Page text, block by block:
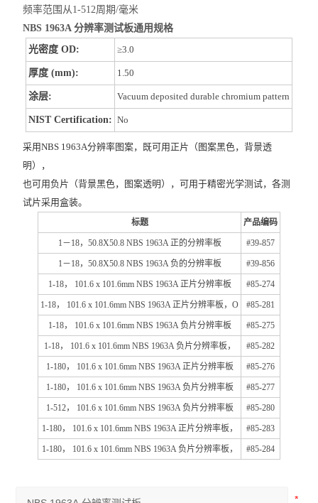
频率范围从1-512周期/毫米
NBS 1963A 分辨率测试板通用规格
光密度 OD:
≥3.0
厚度 (mm): 1.50
涂层: Vacuum deposited durable chromium pattern
NIST Certification: No
采用NBS 1963A分辨率图案，既可用正片（图案黑色，背景透
明），
也可用负片（背景黑色，图案透明），可用于精密光学测试，各测
试片采用盒装。
标题 产品编码
1－18，50.8X50.8 NBS 1963A 正的分辨率板 #39-857
1－18，50.8X50.8 NBS 1963A 负的分辨率板 #39-856
1-18， 101.6 x 101.6mm NBS 1963A 正片分辨率板 #85-274
1-18， 101.6 x 101.6mm NBS 1963A 正片分辨率板，O #85-281
1-18， 101.6 x 101.6mm NBS 1963A 负片分辨率板 #85-275
1-18， 101.6 x 101.6mm NBS 1963A 负片分辨率板， #85-282
1-180， 101.6 x 101.6mm NBS 1963A 正片分辨率板 #85-276
1-180， 101.6 x 101.6mm NBS 1963A 负片分辨率板 #85-277
1-512， 101.6 x 101.6mm NBS 1963A 负片分辨率板 #85-280
1-180， 101.6 x 101.6mm NBS 1963A 正片分辨率板， #85-283
1-180， 101.6 x 101.6mm NBS 1963A 负片分辨率板， #85-284